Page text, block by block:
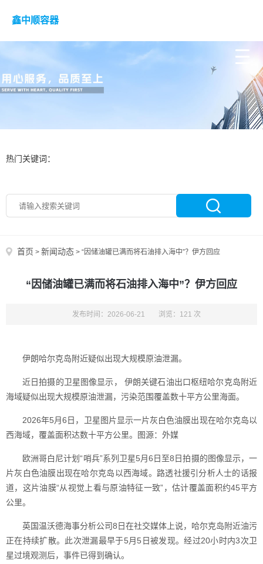
鑫中顺容器
热门关键词：
首页 > 新闻动态 > “因储油罐已满而将石油排入海中”？伊方回应
“因储油罐已满而将石油排入海中”？伊方回应
发布时间：2026-06-21 浏览：121 次
伊朗哈尔克岛附近疑似出现大规模原油泄漏。
近日拍摄的卫星图像显示， 伊朗关键石油出口枢纽哈尔克岛附近
海域疑似出现大规模原油泄漏，污染范围覆盖数十平方公里海面。
2026年5月6日，卫星图片显示一片灰白色油膜出现在哈尔克岛以
西海域，覆盖面积达数十平方公里。图源：外媒
欧洲哥白尼计划“哨兵”系列卫星5月6日至8日拍摄的图像显示，一
片灰白色油膜出现在哈尔克岛以西海域。路透社援引分析人士的话报
道，这片油膜“从视觉上看与原油特征一致”，估计覆盖面积约45平方
公里。
英国温沃德海事分析公司8日在社交媒体上说，哈尔克岛附近油污
正在持续扩散。此次泄漏最早于5月5日被发现。经过20小时内3次卫
星过境观测后，事件已得到确认。